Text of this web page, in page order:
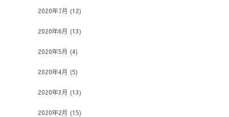
2020年7月 (12)
2020年6月 (13)
2020年5月 (4)
2020年4月 (5)
2020年3月 (13)
2020年2月 (15)